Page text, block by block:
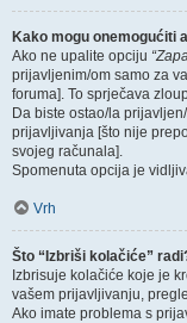
Kako mogu onemogućiti
Ako ne upalite opciju
prijavljenim/om samo za
foruma]. To sprječava
Da biste ostao/la
prijavljivanja [što nije
svojeg računala].
Spomenuta opcija je
Vrh
Što “Izbriši kolačiće”
Izbrisuje kolačiće koje je
vašem prijavljivanju,
Ako imate problema s